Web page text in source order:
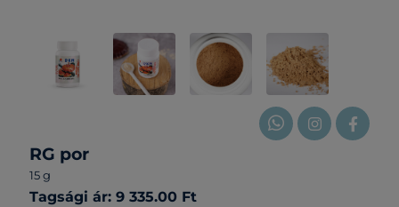
RG por
15 g
Tagsági ár: 9 335.00 Ft